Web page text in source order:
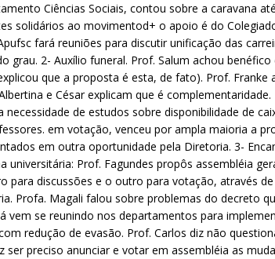
Ciências Sociais, contou sobre a caravana
solidários ao movimentod+ o apoio é do
fará reuniões para discutir unificação das
grau. 2- Auxílio funeral. Prof. Salum achou
que a proposta é esta, de fato). Prof. Franke
e César explicam que é
necessidade de estudos sobre disponibilidade de
em votação, venceu por ampla maioria a
em outra oportunidade pela Diretoria. 3-
universitária: Prof. Fagundes propôs assembléia
para discussões e o outro para votação, através
Profa. Magali falou sobre problemas do decreto
vem se reunindo nos departamentos para
redução de evasão. Prof. Carlos diz não
ser preciso anunciar e votar em assembléia as